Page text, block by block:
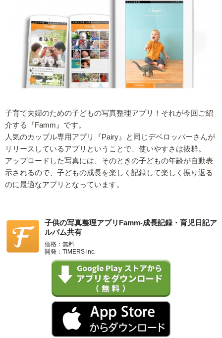
子育て夫婦のための子どもの写真整理アプリ！それが今回ご紹
介する『Famm』です。
人気のカップル専用アプリ『Pairy』と同じデベロッパーさんが
リリースしているアプリということで、使いやすさは抜群。
アップロードした写真には、そのときの子どもの年齢が自動表
示されるので、子どもの成長を楽しく記録して楽しく振り返る
のに最適なアプリとなっています。
子供の写真整理アプリFamm-成長記録・育児日記ア
ルバム共有
価格：無料
開発：TIMERS inc.